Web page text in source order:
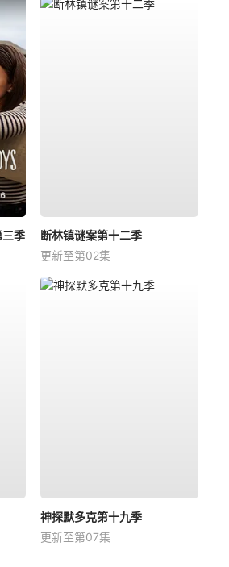
季
断林镇谜案第十二季
更新至第02集
神探默多克第十九季
更新至第07集